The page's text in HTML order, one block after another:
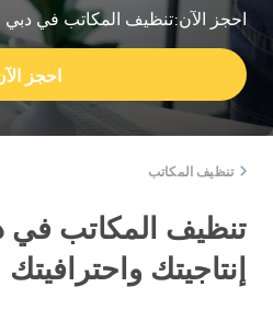
احجز الآن:تنظيف المكاتب في دبي
احجز
تنظيف المكاتب
تنظيف المكاتب
إنتاجيتك واحترافيتك